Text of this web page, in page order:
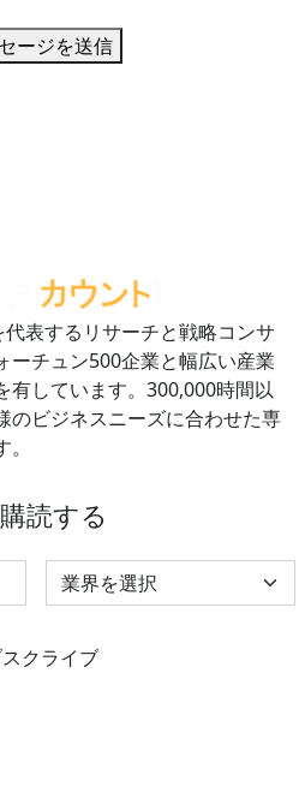
ージを送信
表するリサーチと戦略コンサ
ーチュン500企業と幅広い産業
有しています。300,000時間以
のビジネスニーズに合わせた専
読する
Select Industry
クライブ